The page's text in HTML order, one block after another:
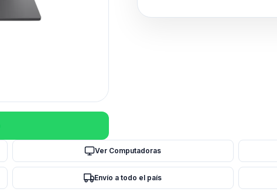
Ver Computadoras
Envío a todo el país